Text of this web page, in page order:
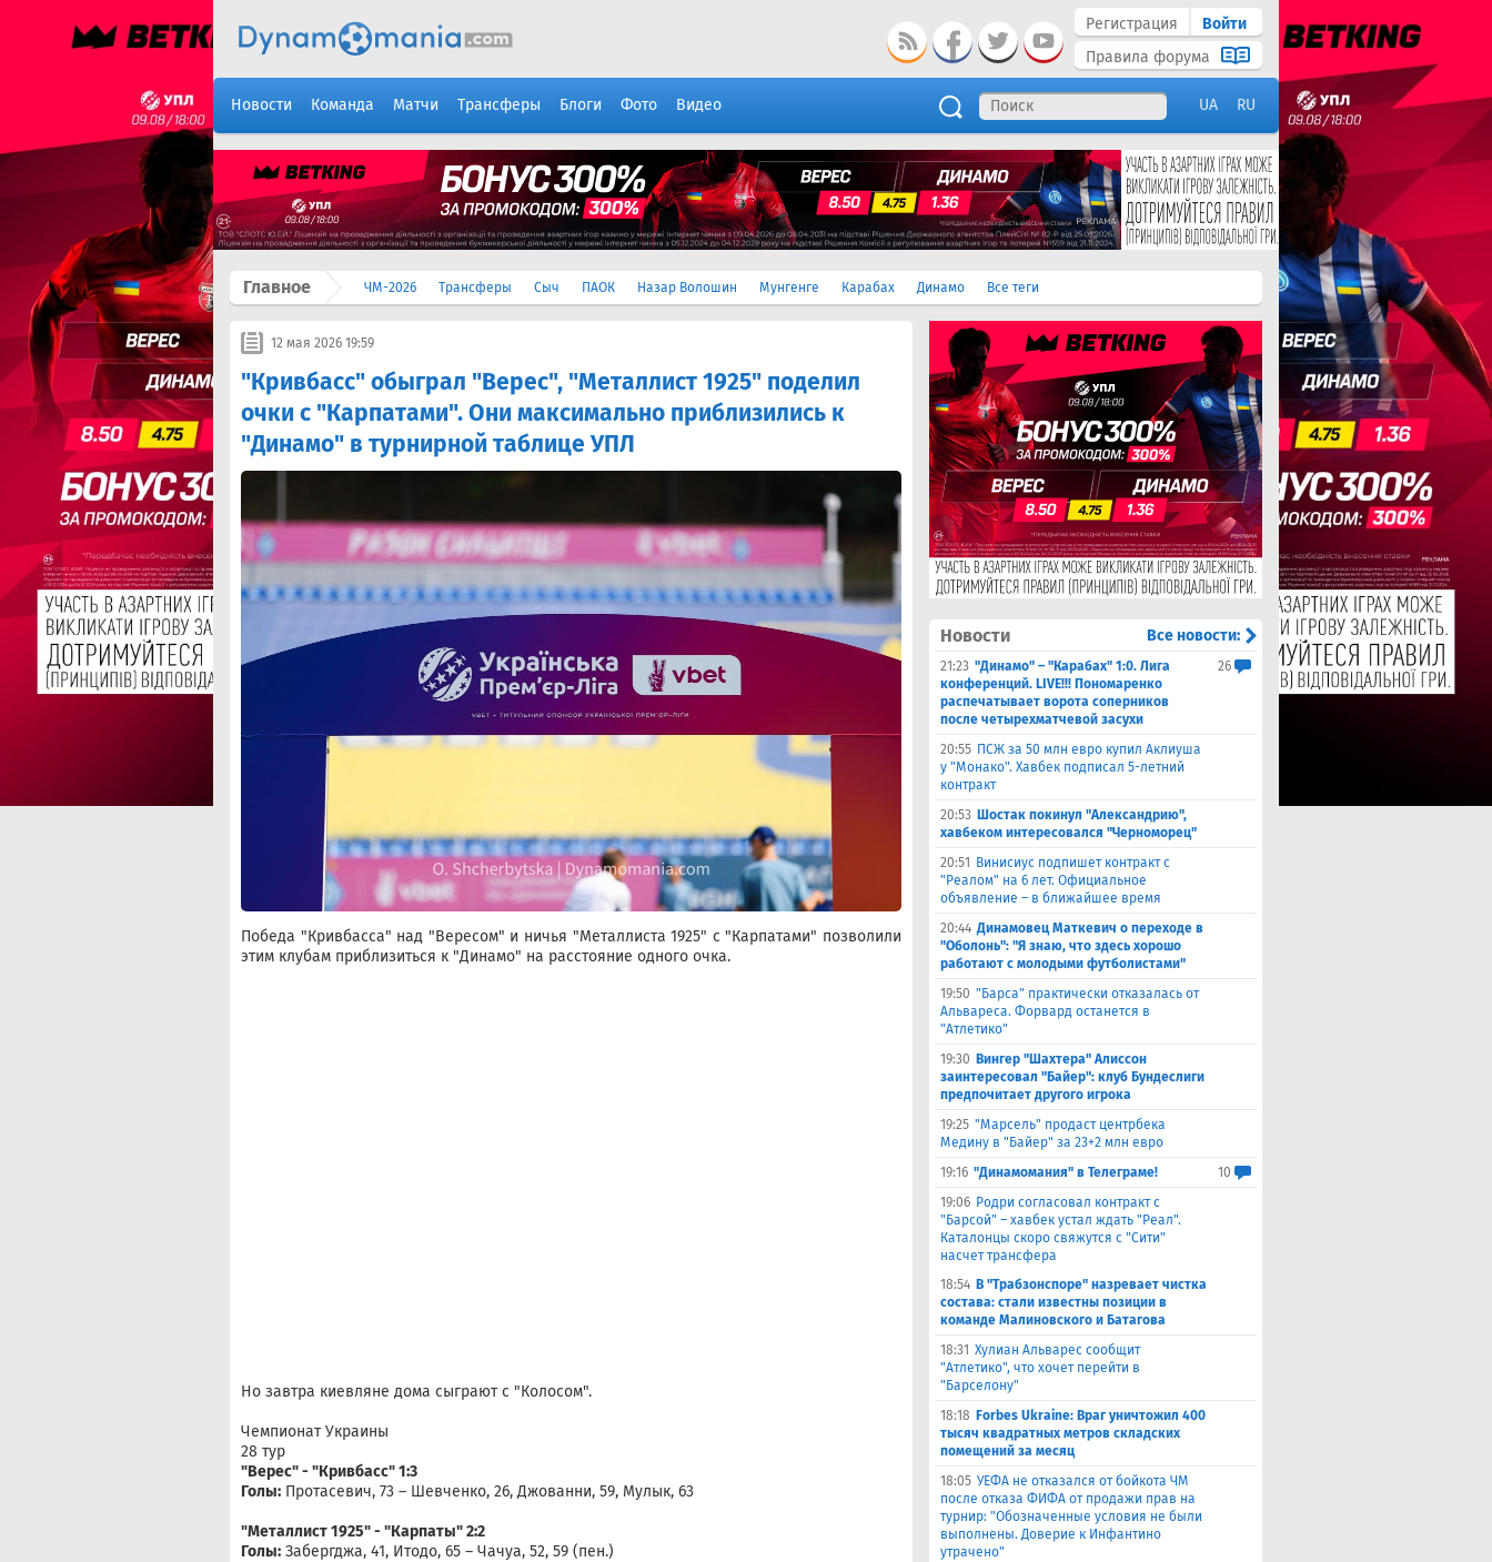
Регистрация
Войти
Правила форума
Новости Команда Матчи Трансферы Блоги Фото Видео UA RU
Главное ЧМ-2026 Трансферы Сыч ПАОК Назар Волошин Мунгенге Карабах Динамо Все теги
12 мая 2026 19:59
"Кривбасс" обыграл "Верес", "Металлист 1925" поделил
очки с "Карпатами". Они максимально приблизились к
"Динамо" в турнирной таблице УПЛ
Победа "Кривбасса" над "Вересом" и ничья "Металлиста 1925" с "Карпатами" позволили
этим клубам приблизиться к "Динамо" на расстояние одного очка.
Но завтра киевляне дома сыграют с "Колосом".
Чемпионат Украины
28 тур
"Верес" - "Кривбасс" 1:3
Голы: Протасевич, 73 – Шевченко, 26, Джованни, 59, Мулык, 63
"Металлист 1925" - "Карпаты" 2:2
Голы: Забергджа, 41, Итодо, 65 – Чачуа, 52, 59 (пен.)
Новости Все новости:
21:23 "Динамо" – "Карабах" 1:0. Лига
конференций. LIVE!!! Пономаренко
распечатывает ворота соперников
после четырехматчевой засухи
26
20:55 ПСЖ за 50 млн евро купил Аклиуша
у "Монако". Хавбек подписал 5-летний
контракт
20:53 Шостак покинул "Александрию",
хавбеком интересовался "Черноморец"
20:51
Винисиус подпишет контракт с
"Реалом" на 6 лет. Официальное
объявление – в ближайшее время
20:44 Динамовец Маткевич о переходе в
"Оболонь": "Я знаю, что здесь хорошо
работают с молодыми футболистами"
19:50 "Барса" практически отказалась от
Альвареса. Форвард останется в
"Атлетико"
19:30 Вингер "Шахтера" Алиссон
заинтересовал "Байер": клуб Бундеслиги
предпочитает другого игрока
19:25 "Марсель" продаст центрбека
Медину в "Байер" за 23+2 млн евро
19:16 "Динамомания" в Телеграме!
10
19:06 Родри согласовал контракт с
"Барсой" – хавбек устал ждать "Реал".
Каталонцы скоро свяжутся с "Сити"
насчет трансфера
18:54 В "Трабзонспоре" назревает чистка
состава: стали известны позиции в
команде Малиновского и Батагова
18:31 Хулиан Альварес сообщит
"Атлетико", что хочет перейти в
"Барселону"
18:18 Forbes Ukraine: Враг уничтожил 400
тысяч квадратных метров складских
помещений за месяц
18:05 УЕФА не отказался от бойкота ЧМ
после отказа ФИФА от продажи прав на
турнир: "Обозначенные условия не были
выполнены. Доверие к Инфантино
утрачено"